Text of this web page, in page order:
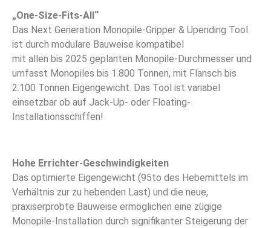
„One-Size-Fits-All“
Das Next Generation Monopile-Gripper & Upending Tool
ist durch modulare Bauweise kompatibel
mit allen bis 2025 geplanten Monopile-Durchmesser und
umfasst Monopiles bis 1.800 Tonnen, mit Flansch bis
2.100 Tonnen Eigengewicht. Das Tool ist variabel
einsetzbar ob auf Jack-Up- oder Floating-
Installationsschiffen!
Hohe Errichter-Geschwindigkeiten
Das optimierte Eigengewicht (95to des Hebemittels im
Verhältnis zur zu hebenden Last) und die neue,
praxiserprobte Bauweise ermöglichen eine zügige
Monopile-Installation durch signifikanter Steigerung der